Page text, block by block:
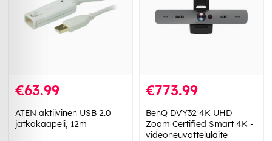
€63.99
ATEN aktiivinen USB 2.0
jatkokaapeli, 12m
€773.99
BenQ DVY32 4K UHD
Zoom Certified Smart 4K -
videoneuvottelulaite